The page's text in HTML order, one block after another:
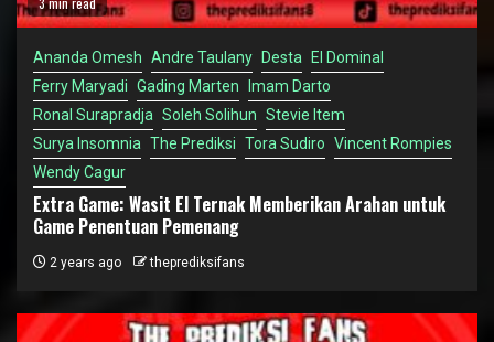
Ananda Omesh Andre Taulany Desta El Dominal
Ferry Maryadi Gading Marten Imam Darto
Ronal Surapradja Soleh Solihun Stevie Item
Surya Insomnia The Prediksi Tora Sudiro Vincent Rompies
Wendy Cagur
Extra Game: Wasit El Ternak Memberikan Arahan untuk
Game Penentuan Pemenang
2 years ago theprediksifans